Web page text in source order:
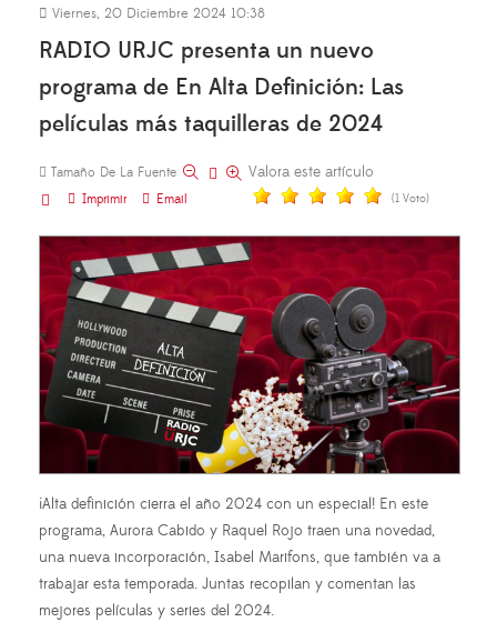
Viernes, 20 Diciembre 2024 10:38
RADIO URJC presenta un nuevo
programa de En Alta Definición: Las
películas más taquilleras de 2024
Tamaño De La Fuente
Imprimir
Email
Valora este artículo
(1 Voto)
¡Alta definición cierra el año 2024 con un especial! En este
programa, Aurora Cabido y Raquel Rojo traen una novedad,
una nueva incorporación, Isabel Marifons, que también va a
trabajar esta temporada. Juntas recopilan y comentan las
mejores películas y series del 2024.